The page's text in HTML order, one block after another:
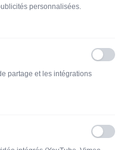
bouteille de champagne,
personnalisées.
partage et les intégrations